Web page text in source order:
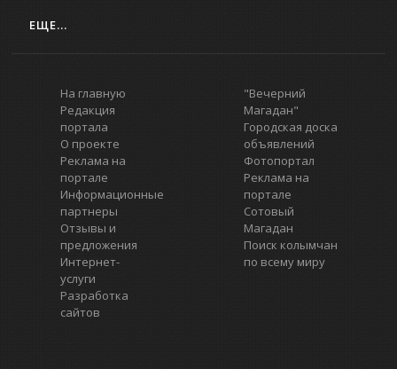
ЕЩЕ...
На главную
Редакция
портала
О проекте
Реклама на
портале
Информационные
партнеры
Отзывы и
предложения
Интернет-
услуги
Разработка
сайтов
"Вечерний
Магадан"
Городская доска
объявлений
Фотопортал
Реклама на
портале
Сотовый
Магадан
Поиск колымчан
по всему миру